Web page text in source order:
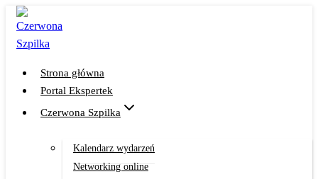
Przejdź
treści
Strona główna
Portal Ekspertek
Czerwona Szpilka
Kalendarz wydarzeń
Networking online